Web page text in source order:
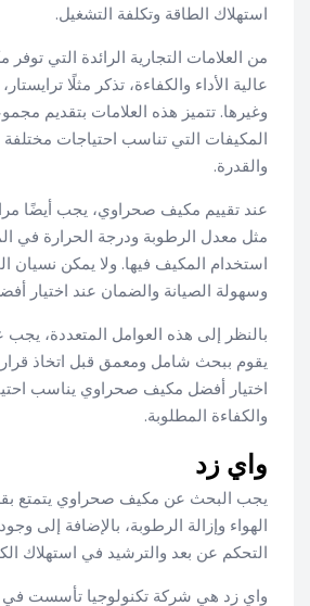
استهلاك الطاقة وتكلفة التشغيل.
من العلامات التجارية الرائدة التي
عالية الأداء والكفاءة، تذكر مثلًا
وغيرها. تتميز هذه العلامات بتقديم
المكيفات التي تناسب احتياجات
والقدرة.
عند تقييم مكيف صحراوي، يجب أيضًا
مثل معدل الرطوبة ودرجة الحرارة في
استخدام المكيف فيها. ولا يمكن نسيان
وسهولة الصيانة والضمان عند اختيار
بالنظر إلى هذه العوامل المتعددة،
يقوم ببحث شامل ومعمق قبل اتخاذ
اختيار أفضل مكيف صحراوي يناسب
والكفاءة المطلوبة.
واي زد
يجب البحث عن مكيف صحراوي يتمتع
الهواء وإزالة الرطوبة، بالإضافة إلى
التحكم عن بعد والترشيد في استهلاك